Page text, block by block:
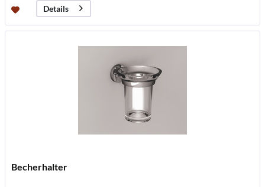
Details
Becherhalter